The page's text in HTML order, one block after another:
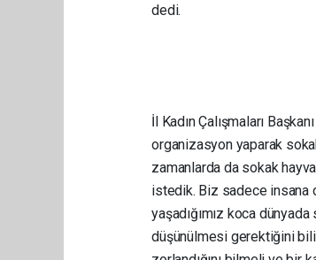
dedi.
İl Kadın Çalışmaları
organizasyon yaparak
zamanlarda da sokak
istedik. Biz sadece insana
yaşadığımız koca
düşünülmesi gerektiğini